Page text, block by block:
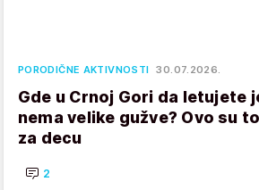
PORODIČNE AKTIVNOSTI 30.07.2026.
Gde u Crnoj Gori da letujete
nema velike gužve? Ovo su
za decu
2